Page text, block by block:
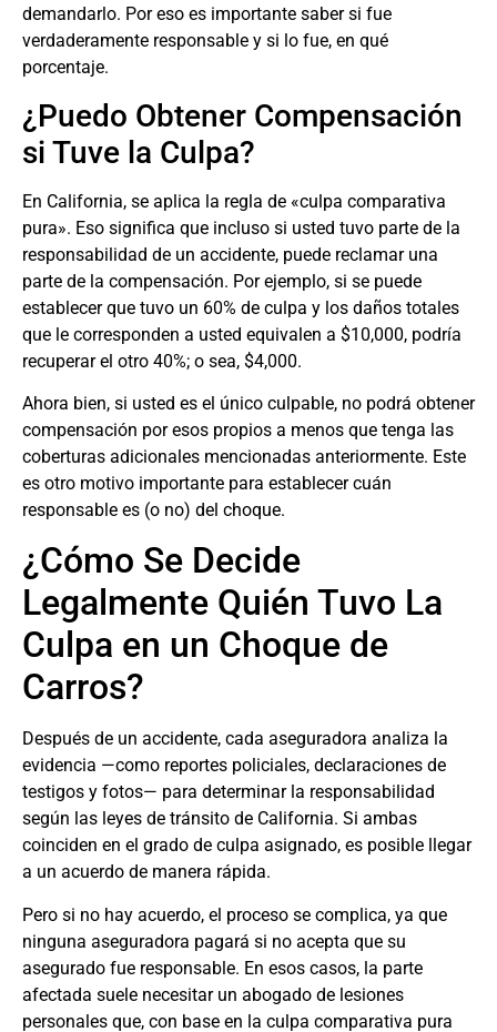
demandarlo. Por eso es importante saber si fue
verdaderamente responsable y si lo fue, en qué
porcentaje.
¿Puedo Obtener Compensación
si Tuve la Culpa?
En California, se aplica la regla de «culpa comparativa
pura». Eso significa que incluso si usted tuvo parte de la
responsabilidad de un accidente, puede reclamar una
parte de la compensación. Por ejemplo, si se puede
establecer que tuvo un 60% de culpa y los daños totales
que le corresponden a usted equivalen a $10,000, podría
recuperar el otro 40%; o sea, $4,000.
Ahora bien, si usted es el único culpable, no podrá obtener
compensación por esos propios a menos que tenga las
coberturas adicionales mencionadas anteriormente. Este
es otro motivo importante para establecer cuán
responsable es (o no) del choque.
¿Cómo Se Decide
Legalmente Quién Tuvo La
Culpa en un Choque de
Carros?
Después de un accidente, cada aseguradora analiza la
evidencia —como reportes policiales, declaraciones de
testigos y fotos— para determinar la responsabilidad
según las leyes de tránsito de California. Si ambas
coinciden en el grado de culpa asignado, es posible llegar
a un acuerdo de manera rápida.
Pero si no hay acuerdo, el proceso se complica, ya que
ninguna aseguradora pagará si no acepta que su
asegurado fue responsable. En esos casos, la parte
afectada suele necesitar un abogado de lesiones
personales que, con base en la culpa comparativa pura